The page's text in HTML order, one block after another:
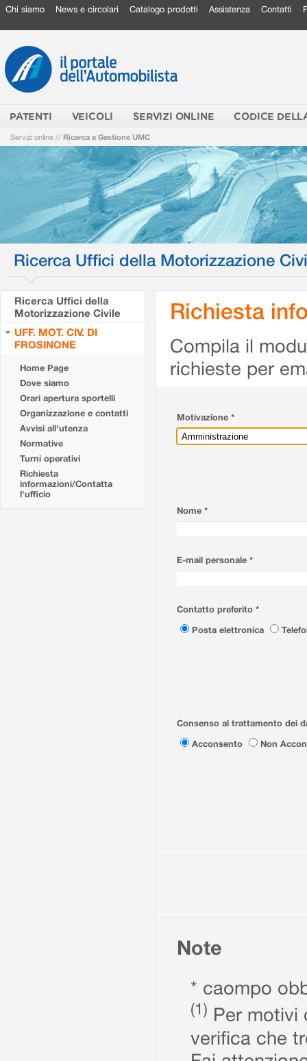
Chi siamo News e circolari Catalogo prodotti Assistenza Contatti
PATENTI VEICOLI SERVIZI ONLINE CODICE
Servizi online // Ricerca e Gestione UMC
Ricerca Uffici della Motorizzazione
Ricerca Uffici della
Motorizzazione Civile
UFF. MOT. CIV. DI
FROSINONE
Home Page
Dove siamo
Orari apertura sportelli
Organizzazione e contatti
Avvisi all'utenza
Normative
Turni operativi
Richiesta
informazioni/Contatta
l'ufficio
Richiesta
Compila il
richieste per
Motivazione *
Nome *
E-mail personale *
Contatto preferito *
Posta elettronica
Consenso al trattamento dei
Acconsento
Non
Note
* caompo
(1) Per motivi
verifica che